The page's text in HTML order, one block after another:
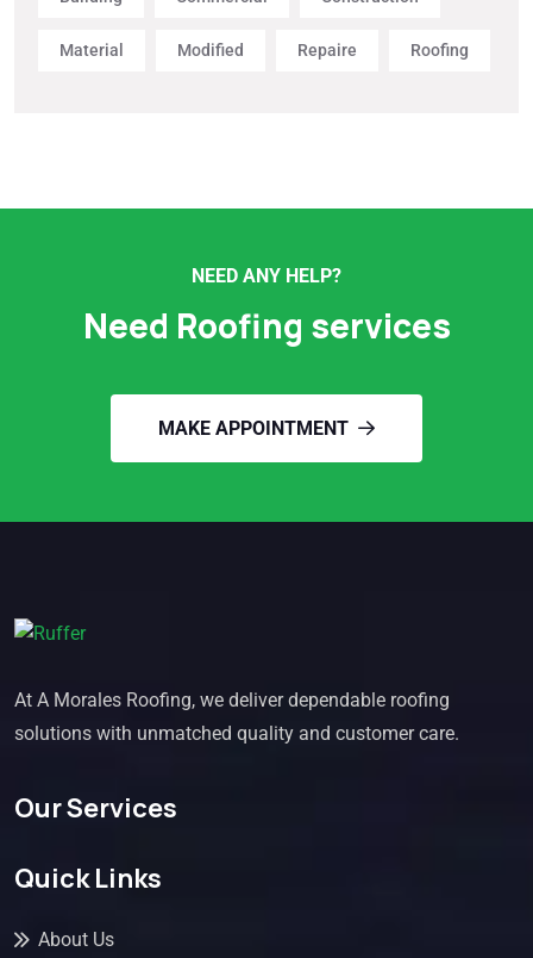
Material Modified Repaire Roofing
NEED ANY HELP?
Need Roofing services
MAKE APPOINTMENT
At A Morales Roofing, we deliver dependable roofing
solutions with unmatched quality and customer care.
Our Services
Quick Links
About Us